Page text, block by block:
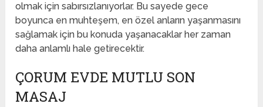
olmak için sabırsızlanıyorlar. Bu sayede gece
boyunca en muhteşem, en özel anların yaşanmasını
sağlamak için bu konuda yaşanacaklar her zaman
daha anlamlı hale getirecektir.
ÇORUM EVDE MUTLU SON
MASAJ